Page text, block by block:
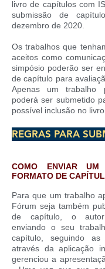
livro de capítulos com
submissão de
dezembro de 2020.
Os trabalhos que
aceitos como
simpósio poderão ser
de capítulo para
Apenas um trabalho
poderá ser submetido
possível inclusão no
REGRAS PARA
COMO ENVIAR UM
FORMATO DE
Para que um trabalho
Fórum seja também
de capítulo, o
enviando o seu
capítulo, seguindo as
através da aplicação
gerenciou a